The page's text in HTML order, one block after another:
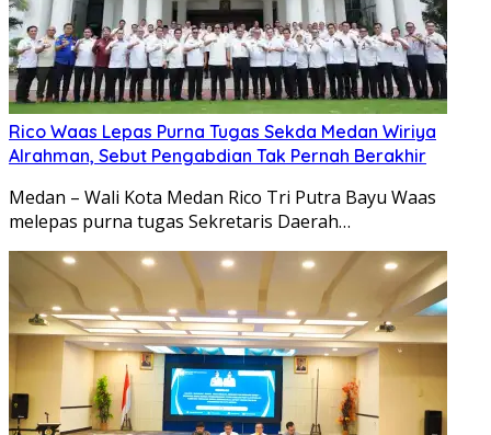
Rico Waas Lepas Purna Tugas Sekda Medan Wiriya
Alrahman, Sebut Pengabdian Tak Pernah Berakhir
Medan – Wali Kota Medan Rico Tri Putra Bayu Waas
melepas purna tugas Sekretaris Daerah…